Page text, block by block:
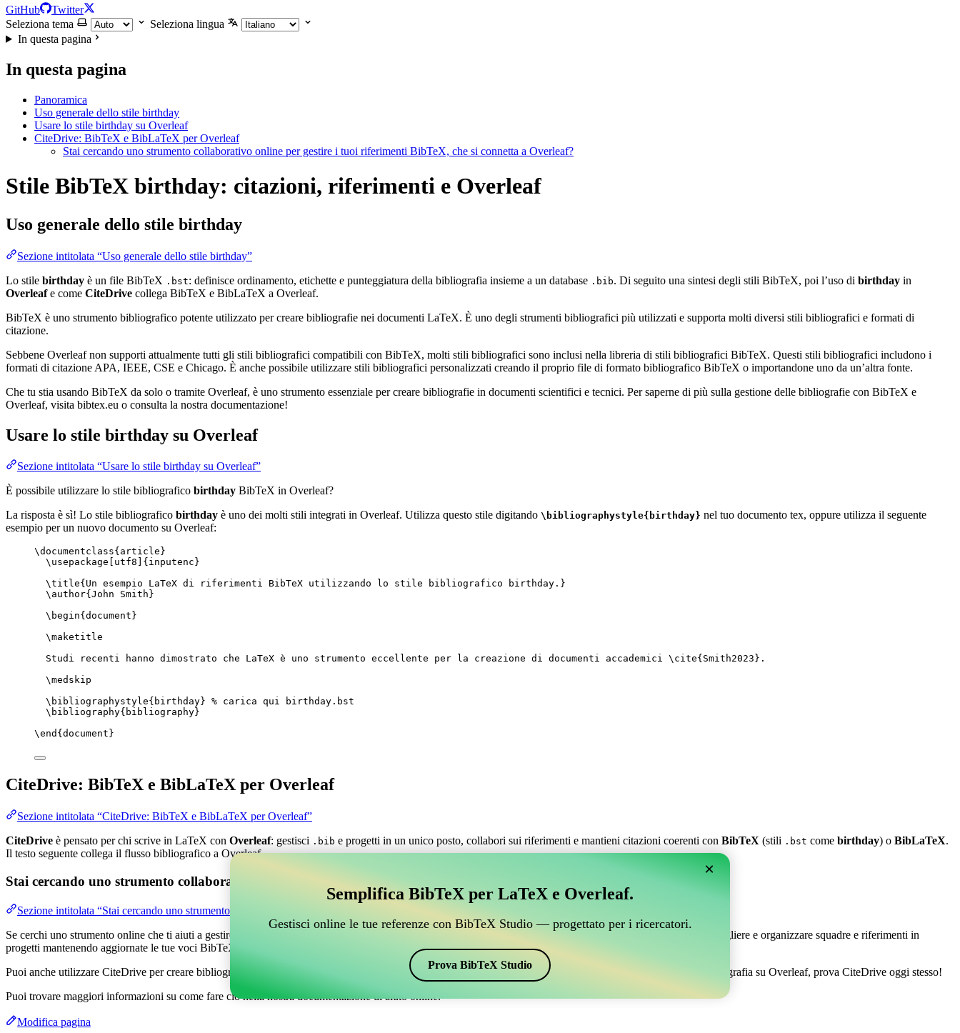
GitHub
Twitter
Seleziona tema
Seleziona lingua
In questa pagina
In questa pagina
Panoramica
Uso generale dello stile birthday
Usare lo stile birthday su Overleaf
CiteDrive: BibTeX e BibLaTeX per Overleaf
Stai cercando uno strumento collaborativo online per gestire i tuoi riferimenti BibTeX, che si connetta a Overleaf?
Stile BibTeX birthday: citazioni, riferimenti e Overleaf
Uso generale dello stile birthday
Sezione intitolata “Uso generale dello stile birthday”
Lo stile birthday è un file BibTeX .bst: definisce ordinamento, etichette e punteggiatura della bibliografia insieme a un database .bib. Di seguito una sintesi degli stili BibTeX, poi l’uso di birthday in
Overleafe come CiteDrive collega BibTeX e BibLaTeX a Overleaf.
BibTeX è uno strumento bibliografico potente utilizzato per creare bibliografie nei documenti LaTeX. È uno degli strumenti bibliografici più utilizzati e supporta molti diversi stili bibliografici e formati di
citazione.
Sebbene Overleaf non supporti attualmente tutti gli stili bibliografici compatibili con BibTeX, molti stili bibliografici sono inclusi nella libreria di stili bibliografici BibTeX. Questi stili bibliografici includono i
formati di citazione APA, IEEE, CSE e Chicago. È anche possibile utilizzare stili bibliografici personalizzati creando il proprio file di formato bibliografico BibTeX o importandone uno da un’altra fonte.
Che tu stia usando BibTeX da solo o tramite Overleaf, è uno strumento essenziale per creare bibliografie in documenti scientifici e tecnici. Per saperne di più sulla gestione delle bibliografie con BibTeX e
Overleaf, visita bibtex.eu o consulta la nostra documentazione!
Usare lo stile birthday su Overleaf
Sezione intitolata “Usare lo stile birthday su Overleaf”
È possibile utilizzare lo stile bibliografico birthday BibTeX in Overleaf?
La risposta è sì! Lo stile bibliografico birthday è uno dei molti stili integrati in Overleaf. Utilizza questo stile digitando \bibliographystyle{birthday} nel tuo documento tex, oppure utilizza il seguente
esempio per un nuovo documento su Overleaf:
\documentclass{ article }
\usepackage
utf8 ]{ inputenc }
\title{Un esempio LaTeX di riferimenti BibTeX utilizzando lo stile bibliografico birthday.}
\author{John Smith}
\begin{ document }
\maketitle
Studi recenti hanno dimostrato che LaTeX è uno strumento eccellente per la creazione di documenti accademici \cite{ Smith2023 }.
\medskip
\bibliographystyle{birthday} % carica qui birthday.bst
\bibliography{bibliography}
\end { document }
CiteDrive: BibTeX e BibLaTeX per Overleaf
Sezione intitolata “CiteDrive: BibTeX e BibLaTeX per Overleaf”
CiteDrive è pensato per chi scrive in LaTeX con Overleaf: gestisci .bib e progetti in un unico posto, collabori sui riferimenti e mantieni citazioni coerenti con BibTeX (stili .bst come birthday) o BibLaTeX.
Il testo seguente collega il flusso bibliografico a Overleaf.
Stai cercando uno strumento collaborativo online per gestire i tuoi riferimenti BibTeX, che si connetta a Overleaf?
Sezione intitolata “Stai cercando uno strumento collaborativo online per gestire i tuoi riferimenti BibTeX, che si connetta a Overleaf?”
Se cerchi uno strumento online che ti aiuti a gestire i tuoi riferimenti, citazioni e bibliografia su Overleaf, CiteDrive potrebbe essere perfetto! Ti permette di raccogliere e organizzare squadre e riferimenti in
progetti mantenendo aggiornate le tue voci BibTeX nel tuo progetto Overleaf.
Puoi anche utilizzare CiteDrive per creare bibliografie e citazioni in vari stili, incluso birthday. Quindi, se stai cercando un modo semplice per gestire la tua bibliografia su Overleaf, prova CiteDrive oggi stesso!
Puoi trovare maggiori informazioni su come fare ciò nella nostra documentazione di aiuto online.
Modifica pagina
×
Semplifica BibTeX per LaTeX e Overleaf.
Gestisci online le tue referenze con BibTeX Studio — progettato per i ricercatori.
Prova BibTeX Studio